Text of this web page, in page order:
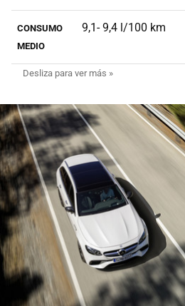
CONSUMO
MEDIO
9,1- 9,4 l/100 km